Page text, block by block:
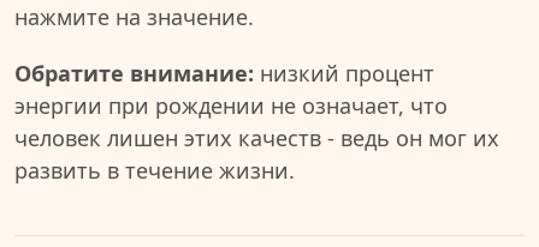
нажмите на значение.
Обратите внимание: низкий процент
энергии при рождении не означает, что
человек лишен этих качеств - ведь он мог их
развить в течение жизни.